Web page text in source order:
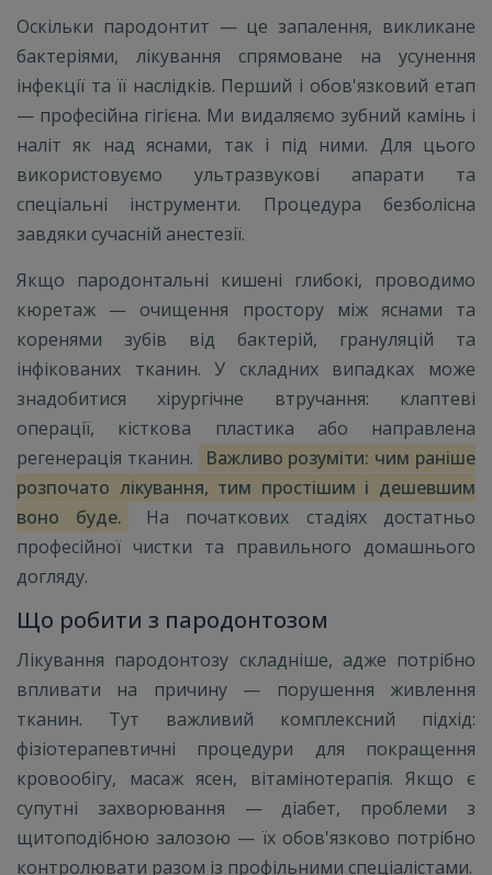
Оскільки пародонтит — це запалення, викликане
бактеріями, лікування спрямоване на усунення
інфекції та її наслідків. Перший і обов'язковий етап
— професійна гігієна. Ми видаляємо зубний камінь і
наліт як над яснами, так і під ними. Для цього
використовуємо ультразвукові апарати та
спеціальні інструменти. Процедура безболісна
завдяки сучасній анестезії.
Якщо пародонтальні кишені глибокі, проводимо
кюретаж — очищення простору між яснами та
коренями зубів від бактерій, грануляцій та
інфікованих тканин. У складних випадках може
знадобитися хірургічне втручання: клаптеві
операції, кісткова пластика або направлена
регенерація тканин.
Важливо розуміти: чим раніше
розпочато лікування, тим простішим і дешевшим
воно буде.
На початкових стадіях достатньо
професійної чистки та правильного домашнього
догляду.
Що робити з пародонтозом
Лікування пародонтозу складніше, адже потрібно
впливати на причину — порушення живлення
тканин. Тут важливий комплексний підхід:
фізіотерапевтичні процедури для покращення
кровообігу, масаж ясен, вітамінотерапія. Якщо є
супутні захворювання — діабет, проблеми з
щитоподібною залозою — їх обов'язково потрібно
контролювати разом із профільними спеціалістами.